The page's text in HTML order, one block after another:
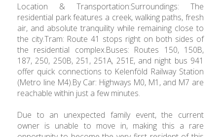
Location & Transportation:Surroundings: The
residential park features a creek, walking paths, fresh
air, and absolute tranquility while remaining close to
the city.Tram: Route 41 stops right on both sides of
the residential complex.Buses: Routes 150, 150B,
187, 250, 250B, 251, 251A, 251E, and night bus 941
offer quick connections to Kelenföld Railway Station
(Metro line M4).By Car: Highways M0, M1, and M7 are
reachable within just a few minutes.
Due to an unexpected family event, the current
owner is unable to move in, making this a rare